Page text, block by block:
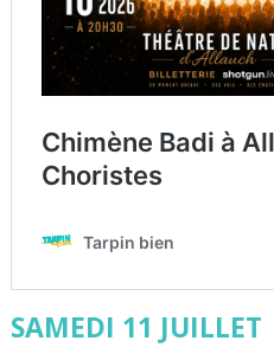
SAMEDI 11 JUILLET